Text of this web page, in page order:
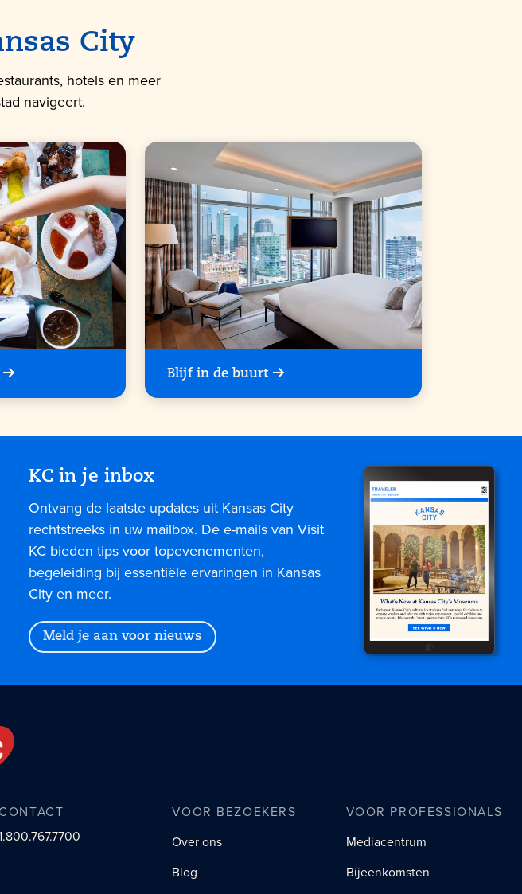
City
hotels en meer
navigeert.
Blijf in de buurt
KC in je inbox
Ontvang de laatste updates uit Kansas City
rechtstreeks in uw mailbox. De e-mails van Visit
KC bieden tips voor topevenementen,
begeleiding bij essentiële ervaringen in Kansas
City en meer.
Meld je aan voor nieuws
VOOR BEZOEKERS
Over ons
Blog
VOOR PROFESSIONALS
Mediacentrum
Bijeenkomsten